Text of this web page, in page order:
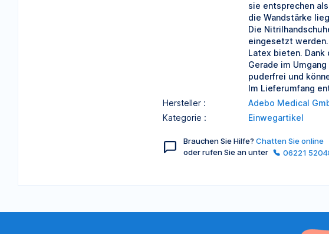
sie entsprechen
die Wandstärke
Die
eingesetzt
Latex bieten.
Gerade im
puderfrei und
Im Lieferumfang
Hersteller :
Adebo Medical
Kategorie :
Einwegartikel
Brauchen Sie Hilfe? Chatten Sie online
oder rufen Sie an unter
06221